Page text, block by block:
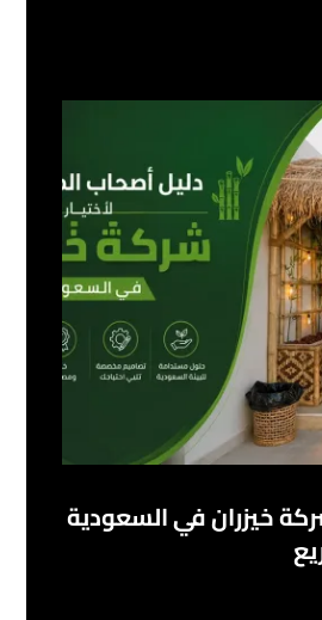
خيزران في السعودية